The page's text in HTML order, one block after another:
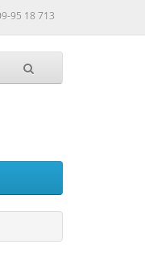
95 18 713